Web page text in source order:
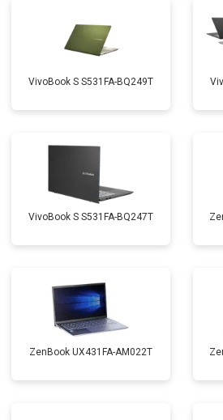
VivoBook S S531FA-BQ249T
VivoBook S S531FA-BQ247T
ZenBook UX431FA-AM022T